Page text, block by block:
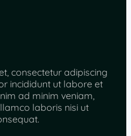
consectetur adipiscing
incididunt ut labore et
ad minim veniam,
laboris nisi ut